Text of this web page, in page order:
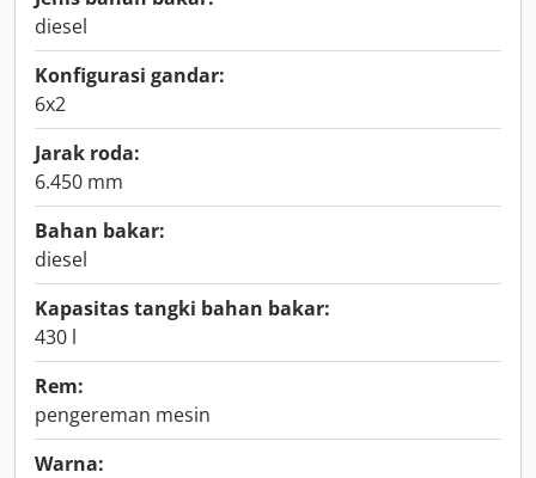
diesel
Konfigurasi gandar:
6x2
Jarak roda:
6.450 mm
Bahan bakar:
diesel
Kapasitas tangki bahan bakar:
430 l
Rem:
pengereman mesin
Warna: